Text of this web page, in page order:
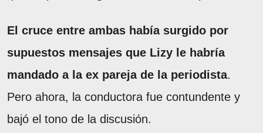
El cruce entre ambas había surgido por
supuestos mensajes que Lizy le habría
mandado a la ex pareja de la periodista.
Pero ahora, la conductora fue contundente y
bajó el tono de la discusión.